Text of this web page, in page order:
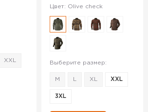
XXL
Цвет: Olive check
Выберите размер:
M XL XXL
3XL